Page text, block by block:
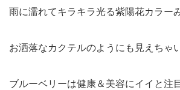
雨に濡れてキラキラ光る紫陽花カラー
お洒落なカクテルのようにも見えちゃ
ブルーベリーは健康＆美容にイイと注